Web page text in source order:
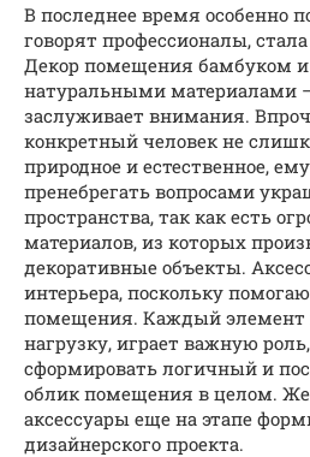
В последнее время особенно
говорят профессионалы,
Декор помещения бамбуком
натуральными материалами
заслуживает внимания.
конкретный человек не
природное и естественное,
пренебрегать вопросами
пространства, так как есть
материалов, из которых
декоративные объекты.
интерьера, поскольку
помещения. Каждый элемент
нагрузку, играет важную
сформировать логичный и
облик помещения в целом.
аксессуары еще на этапе
дизайнерского проекта.